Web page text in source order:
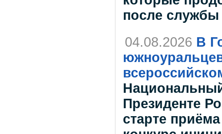
после службы
04.08.2026 В
Президенте
старте